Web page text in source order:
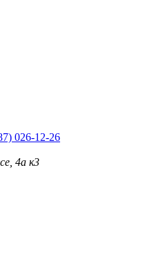
026-12-26
4а к3